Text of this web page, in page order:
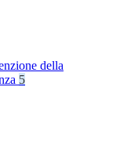
della
5